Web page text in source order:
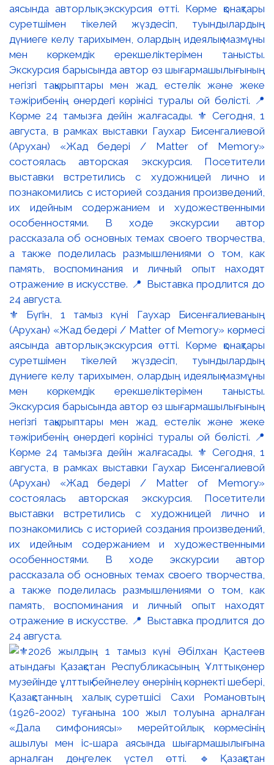
⚜️ Бүгін, 1 тамыз күні Гаухар Бисенғалиеваның
(Арухан) «Жад бедері / Matter of Memory» көрмесі
аясында авторлық экскурсия өтті. Көрме қонақтары
суретшімен тікелей жүздесіп, туындылардың
дүниеге келу тарихымен, олардың идеялық мазмұны
мен көркемдік ерекшеліктерімен танысты.
Экскурсия барысында автор өз шығармашылығының
негізгі тақырыптары мен жад, естелік және жеке
тәжірибенің өнердегі көрінісі туралы ой бөлісті. 📍
Көрме 24 тамызға дейін жалғасады. ⚜️ Сегодня, 1
августа, в рамках выставки Гаухар Бисенгалиевой
(Арухан) «Жад бедері / Matter of Memory»
состоялась авторская экскурсия. Посетители
выставки встретились с художницей лично и
познакомились с историей создания произведений,
их идейным содержанием и художественными
особенностями. В ходе экскурсии автор
рассказала об основных темах своего творчества,
а также поделилась размышлениями о том, как
память, воспоминания и личный опыт находят
отражение в искусстве. 📍 Выставка продлится до
24 августа.